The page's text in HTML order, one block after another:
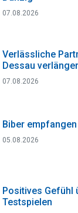
07.08.2026
Verlässliche
Dessau
07.08.2026
Biber
05.08.2026
Positives Gefühl
Testspielen